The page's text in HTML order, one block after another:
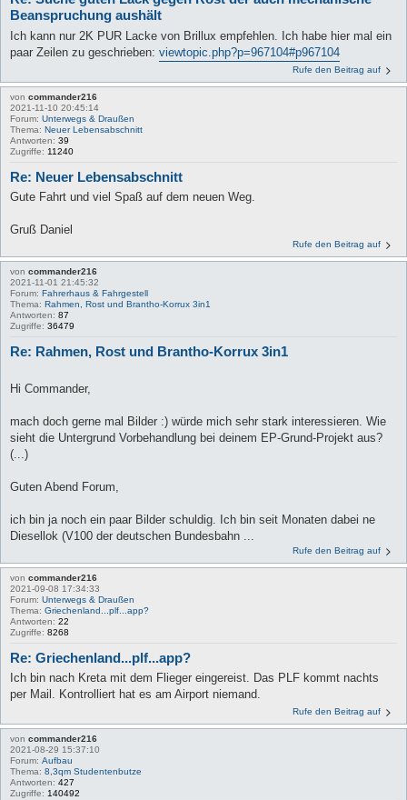
Beanspruchung aushält
Ich kann nur 2K PUR Lacke von Brillux empfehlen. Ich habe hier mal ein
paar Zeilen zu geschrieben: viewtopic.php?p=967104#p967104
Rufe den Beitrag auf
von commander216
2021-11-10 20:45:14
Forum: Unterwegs & Draußen
Thema: Neuer Lebensabschnitt
Antworten: 39
Zugriffe: 11240
Re: Neuer Lebensabschnitt
Gute Fahrt und viel Spaß auf dem neuen Weg.
Gruß Daniel
Rufe den Beitrag auf
von commander216
2021-11-01 21:45:32
Forum: Fahrerhaus & Fahrgestell
Thema: Rahmen, Rost und Brantho-Korrux 3in1
Antworten: 87
Zugriffe: 36479
Re: Rahmen, Rost und Brantho-Korrux 3in1
Hi Commander,
mach doch gerne mal Bilder :) würde mich sehr stark interessieren. Wie
sieht die Untergrund Vorbehandlung bei deinem EP-Grund-Projekt aus?
(...)
Guten Abend Forum,
ich bin ja noch ein paar Bilder schuldig. Ich bin seit Monaten dabei ne
Diesellok (V100 der deutschen Bundesbahn ...
Rufe den Beitrag auf
von commander216
2021-09-08 17:34:33
Forum: Unterwegs & Draußen
Thema: Griechenland...plf...app?
Antworten: 22
Zugriffe: 8268
Re: Griechenland...plf...app?
Ich bin nach Kreta mit dem Flieger eingereist. Das PLF kommt nachts
per Mail. Kontrolliert hat es am Airport niemand.
Rufe den Beitrag auf
von commander216
2021-08-29 15:37:10
Forum: Aufbau
Thema: 8,3qm Studentenbutze
Antworten: 427
Zugriffe: 140492